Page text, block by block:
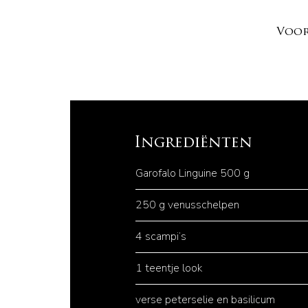
Ingrediënten
Garofalo Linguine 500 g
250 g venusschelpen
4 scampi’s
1 teentje look
verse peterselie en basilicum